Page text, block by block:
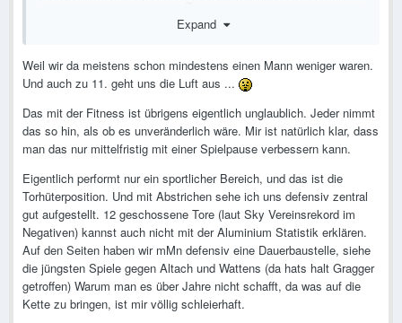
Expand
Weil wir da meistens schon mindestens einen Mann weniger waren.
Und auch zu 11. geht uns die Luft aus ...
Das mit der Fitness ist übrigens eigentlich unglaublich. Jeder nimmt
das so hin, als ob es unveränderlich wäre. Mir ist natürlich klar, dass
man das nur mittelfristig mit einer Spielpause verbessern kann.
Eigentlich performt nur ein sportlicher Bereich, und das ist die
Torhüterposition. Und mit Abstrichen sehe ich uns defensiv zentral
gut aufgestellt. 12 geschossene Tore (laut Sky Vereinsrekord im
Negativen) kannst auch nicht mit der Aluminium Statistik erklären.
Auf den Seiten haben wir mMn defensiv eine Dauerbaustelle, siehe
die jüngsten Spiele gegen Altach und Wattens (da hats halt Gragger
getroffen) Warum man es über Jahre nicht schafft, da was auf die
Kette zu bringen, ist mir völlig schleierhaft.